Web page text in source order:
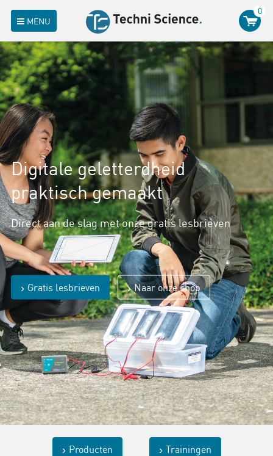
MENU
0
Digitale geletterdheid
praktisch gemaakt
Direct aan de slag met onze gratis lesbrieven
Gratis lesbrieven Naar onze shop
Producten Trainingen